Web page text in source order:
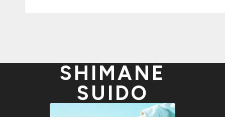
SHIMANE
SUIDO